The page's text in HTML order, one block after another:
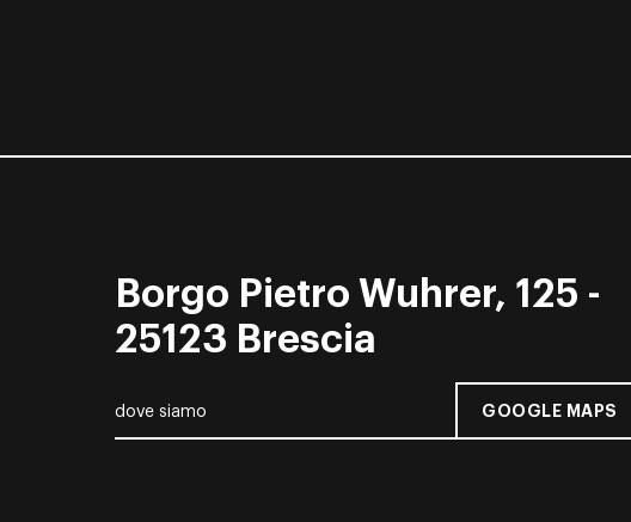
Borgo Pietro Wuhrer, 125 -
25123 Brescia
dove siamo GOOGLE MAPS